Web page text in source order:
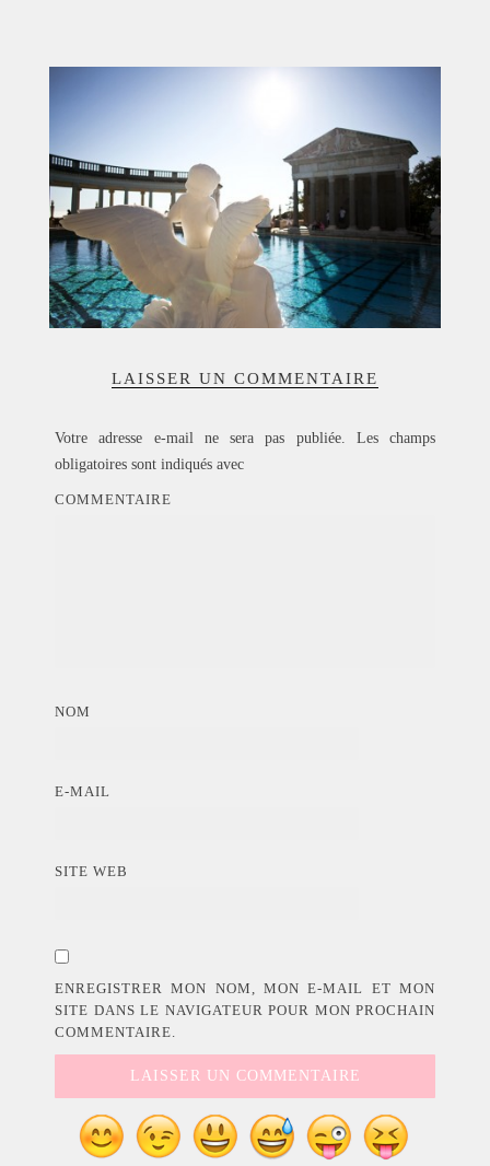
ARCHIVES
LAISSER UN COMMENTAIRE
Votre adresse e-mail ne sera pas publiée.
Les champs
obligatoires sont indiqués avec
COMMENTAIRE
NOM
E-MAIL
SITE WEB
ENREGISTRER MON NOM, MON E-MAIL ET MON
SITE DANS LE NAVIGATEUR POUR MON PROCHAIN
COMMENTAIRE.